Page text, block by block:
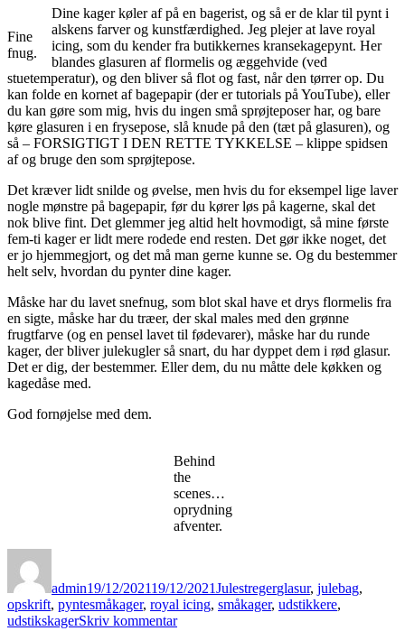
Fine
fnug.
Dine kager køler af på en bagerist, og så er de klar til pynt i
alskens farver og kunstfærdighed. Jeg plejer at lave royal
icing, som du kender fra butikkernes kransekagepynt. Her
blandes glasuren af flormelis og æggehvide (ved
stuetemperatur), og den bliver så flot og fast, når den tørrer op. Du
kan folde en kornet af bagepapir (der er tutorials på YouTube), eller
du kan gøre som mig, hvis du ingen små sprøjteposer har, og bare
køre glasuren i en frysepose, slå knude på den (tæt på glasuren), og
så – FORSIGTIGT I DEN RETTE TYKKELSE – klippe spidsen
af og bruge den som sprøjtepose.
Det kræver lidt snilde og øvelse, men hvis du for eksempel lige laver
nogle mønstre på bagepapir, før du kører løs på kagerne, skal det
nok blive fint. Det glemmer jeg altid helt hovmodigt, så mine første
fem-ti kager er lidt mere rodede end resten. Det gør ikke noget, det
er jo hjemmegjort, og det må man gerne kunne se. Og du bestemmer
helt selv, hvordan du pynter dine kager.
Måske har du lavet snefnug, som blot skal have et drys flormelis fra
en sigte, måske har du træer, der skal males med den grønne
frugtfarve (og en pensel lavet til fødevarer), måske har du runde
kager, der bliver julekugler så snart, du har dyppet dem i rød glasur.
Det er dig, der bestemmer. Eller dem, du nu måtte dele køkken og
kagedåse med.
God fornøjelse med dem.
Behind
the
scenes…
oprydning
afventer.
admin19/12/202119/12/2021Julestregerglasur, julebag,
opskrift, pyntesmåkager, royal icing, småkager, udstikkere,
udstikskagerSkriv kommentartil